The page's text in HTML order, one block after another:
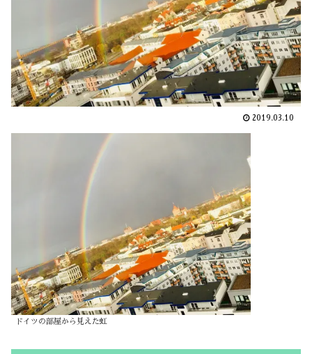
2019.03.10
ドイツの部屋から見えた虹